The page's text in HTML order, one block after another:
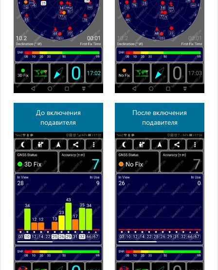
До включения
подавителя
После включения
подавителя